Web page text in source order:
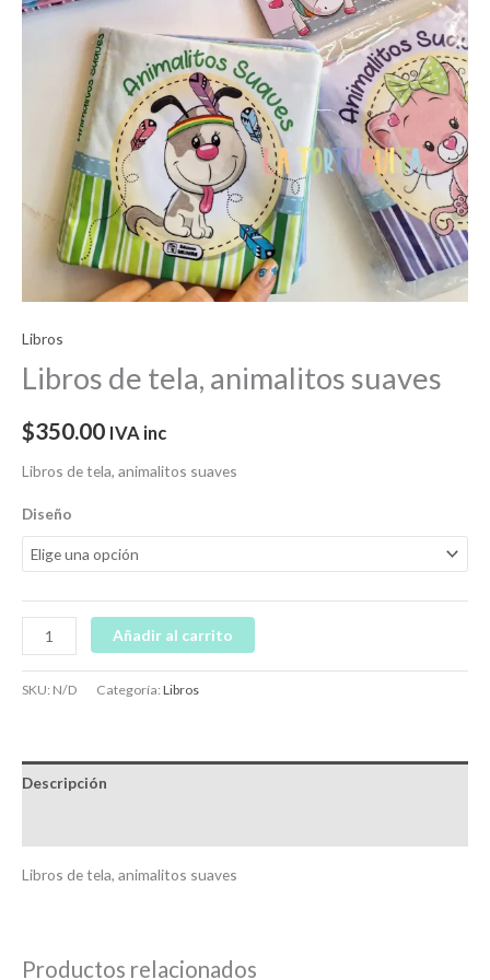
Libros
Libros de tela, animalitos suaves
$350.00 IVA inc
Libros de tela, animalitos suaves
Diseño
Añadir al carrito
SKU: N/D Categoría:Libros
Descripción
Libros de tela, animalitos suaves
Productos relacionados